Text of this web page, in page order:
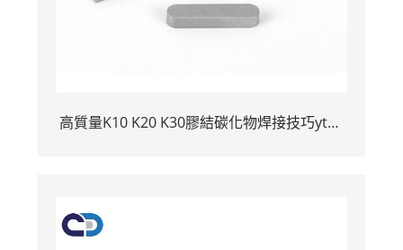
高質量K10 K20 K30膠結碳化物焊接技巧yt15